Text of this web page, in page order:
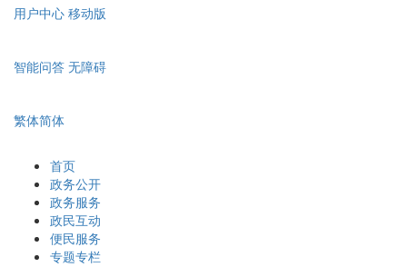
用户中心 移动版
智能问答 无障碍
繁体简体
首页
政务公开
政务服务
政民互动
便民服务
专题专栏